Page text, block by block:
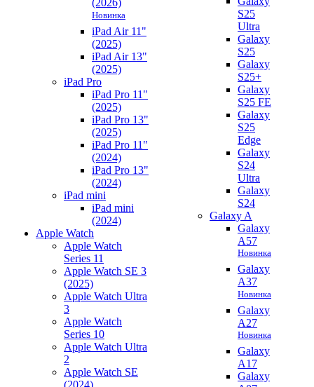
(2026)
Новинка
iPad Air 11"
(2025)
iPad Air 13"
(2025)
iPad Pro
iPad Pro 11"
(2025)
iPad Pro 13"
(2025)
iPad Pro 11"
(2024)
iPad Pro 13"
(2024)
iPad mini
iPad mini
(2024)
Apple Watch
Apple Watch
Series 11
Apple Watch SE 3
(2025)
Apple Watch Ultra
3
Apple Watch
Series 10
Apple Watch Ultra
2
Apple Watch SE
(2024)
S25
Ultra
Galaxy
S25
Galaxy
S25+
Galaxy
S25 FE
Galaxy
S25
Edge
Galaxy
S24
Ultra
Galaxy
S24
Galaxy A
Galaxy
A57
Новинка
Galaxy
A37
Новинка
Galaxy
A27
Новинка
Galaxy
A17
Galaxy